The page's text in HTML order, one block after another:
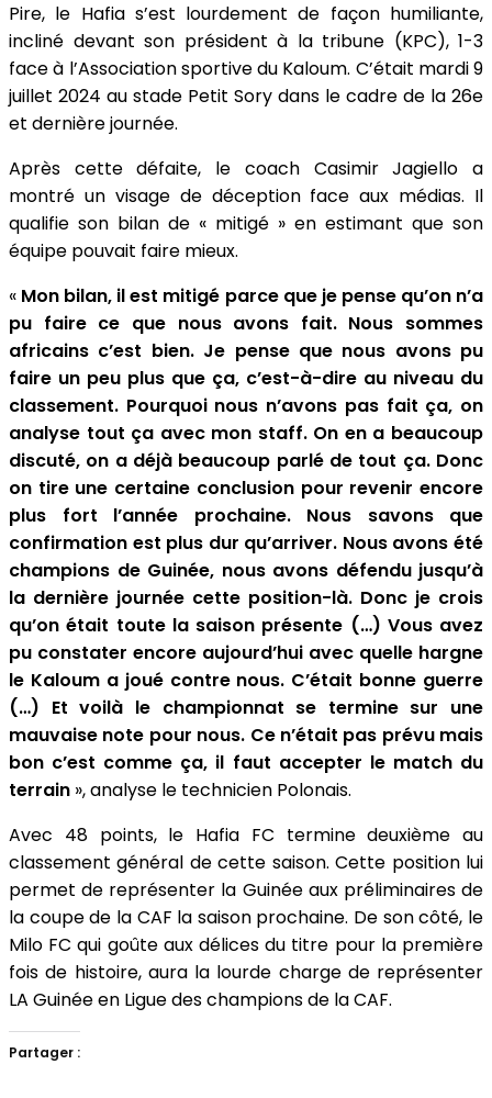
Pire, le Hafia s’est lourdement de façon humiliante,
incliné devant son président à la tribune (KPC), 1-3
face à l’Association sportive du Kaloum. C’était mardi 9
juillet 2024 au stade Petit Sory dans le cadre de la 26e
et dernière journée.
Après cette défaite, le coach Casimir Jagiello a
montré un visage de déception face aux médias. Il
qualifie son bilan de « mitigé » en estimant que son
équipe pouvait faire mieux.
« Mon bilan, il est mitigé parce que je pense qu’on n’a
pu faire ce que nous avons fait. Nous sommes
africains c’est bien. Je pense que nous avons pu
faire un peu plus que ça, c’est-à-dire au niveau du
classement. Pourquoi nous n’avons pas fait ça, on
analyse tout ça avec mon staff. On en a beaucoup
discuté, on a déjà beaucoup parlé de tout ça. Donc
on tire une certaine conclusion pour revenir encore
plus fort l’année prochaine. Nous savons que
confirmation est plus dur qu’arriver. Nous avons été
champions de Guinée, nous avons défendu jusqu’à
la dernière journée cette position-là. Donc je crois
qu’on était toute la saison présente (…) Vous avez
pu constater encore aujourd’hui avec quelle hargne
le Kaloum a joué contre nous. C’était bonne guerre
(…) Et voilà le championnat se termine sur une
mauvaise note pour nous. Ce n’était pas prévu mais
bon c’est comme ça, il faut accepter le match du
terrain », analyse le technicien Polonais.
Avec 48 points, le Hafia FC termine deuxième au
classement général de cette saison. Cette position lui
permet de représenter la Guinée aux préliminaires de
la coupe de la CAF la saison prochaine. De son côté, le
Milo FC qui goûte aux délices du titre pour la première
fois de histoire, aura la lourde charge de représenter
LA Guinée en Ligue des champions de la CAF.
Partager :